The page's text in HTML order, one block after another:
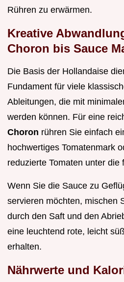
Rühren zu erwärmen.
Kreative
Choron bis Sauce
Die Basis der Hollandaise
Fundament für viele
Ableitungen, die mit
werden können. Für eine
Choron rühren Sie einfach
hochwertiges Tomatenmark
reduzierte Tomaten unter die
Wenn Sie die Sauce zu
servieren möchten, mischen
durch den Saft und den
eine leuchtend rote, leicht
erhalten.
Nährwerte und